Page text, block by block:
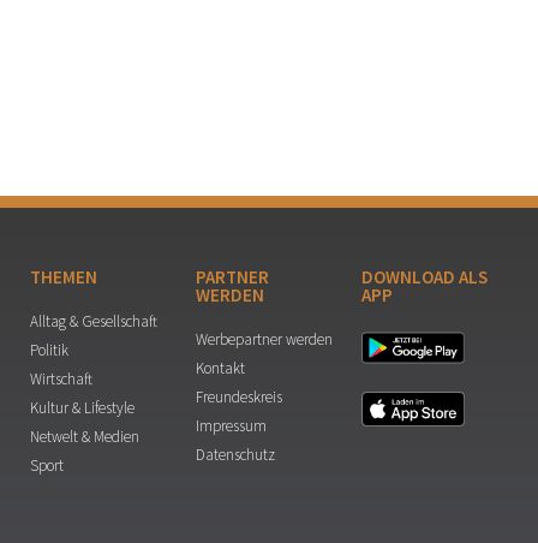
THEMEN
Alltag & Gesellschaft
Politik
Wirtschaft
Kultur & Lifestyle
Netwelt & Medien
Sport
PARTNER
WERDEN
Werbepartner werden
Kontakt
Freundeskreis
Impressum
Datenschutz
DOWNLOAD ALS
APP